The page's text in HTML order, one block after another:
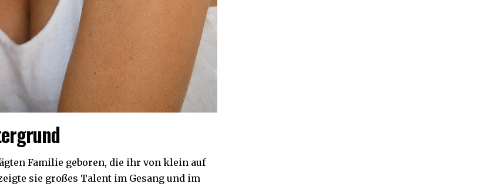
Familie geboren, die ihr von klein auf
sie großes Talent im Gesang und im